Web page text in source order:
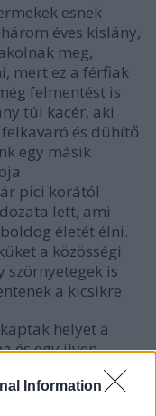
Information
esnek
éves kislány,
meg,
mert ez a férfiak
felmentést is
túl kacér, aki
és dühítő
egy másik
pici korától
lett, ami
életét élni.
a közösségi
szörnyetegek is
a kicsikre.
helyet a
és egy ilyen
állnak
a